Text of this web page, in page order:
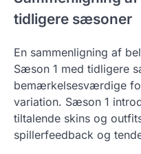
tidligere sæsoner
En sammenligning af
Sæson 1 med tidligere
bemærkelsesværdige
variation. Sæson 1
tiltalende skins og
spillerfeedback og